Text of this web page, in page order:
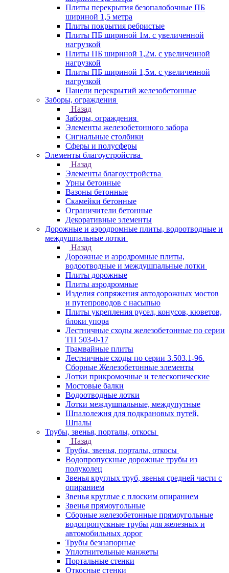
Плиты перекрытия безопалобочные ПБ
шириной 1,5 метра
Плиты покрытия ребристые
Плиты ПБ шириной 1м. с увеличенной
нагрузкой
Плиты ПБ шириной 1,2м. с увеличенной
нагрузкой
Плиты ПБ шириной 1,5м. с увеличенной
нагрузкой
Панели перекрытий железобетонные
Заборы, ограждения
Назад
Заборы, ограждения
Элементы железобетонного забора
Сигнальные столбики
Сферы и полусферы
Элементы благоустройства
Назад
Элементы благоустройства
Урны бетонные
Вазоны бетонные
Скамейки бетонные
Ограничители бетонные
Декоративные элементы
Дорожные и аэродромные плиты, водоотводные и
междушпальные лотки
Назад
Дорожные и аэродромные плиты,
водоотводные и междушпальные лотки
Плиты дорожные
Плиты аэродромные
Изделия сопряжения автодорожных мостов
и путепроводов с насыпью
Плиты укрепления русел, конусов, кюветов,
блоки упора
Лестничные сходы железобетонные по серии
ТП 503-0-17
Трамвайные плиты
Лестничные сходы по серии 3.503.1-96.
Сборные Железобетонные элементы
Лотки прикромочные и телескопические
Мостовые балки
Водоотводные лотки
Лотки междушпальные, междупутные
Шпалолежня для подкрановых путей,
Шпалы
Трубы, звенья, порталы, откосы
Назад
Трубы, звенья, порталы, откосы
Водопропускные дорожные трубы из
полуколец
Звенья круглых труб, звенья средней части с
опиранием
Звенья круглые с плоским опиранием
Звенья прямоугольные
Сборные железобетонные прямоугольные
водопропускные трубы для железных и
автомобильных дорог
Трубы безнапорные
Уплотнительные манжеты
Портальные стенки
Откосные стенки